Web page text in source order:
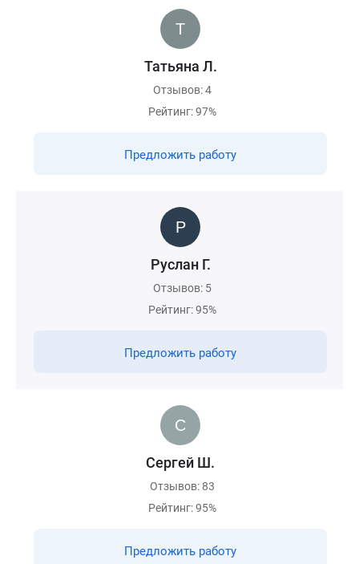
Татьяна Л.
Отзывов: 4
Рейтинг: 97%
Предложить работу
Руслан Г.
Отзывов: 5
Рейтинг: 95%
Предложить работу
Сергей Ш.
Отзывов: 83
Рейтинг: 95%
Предложить работу